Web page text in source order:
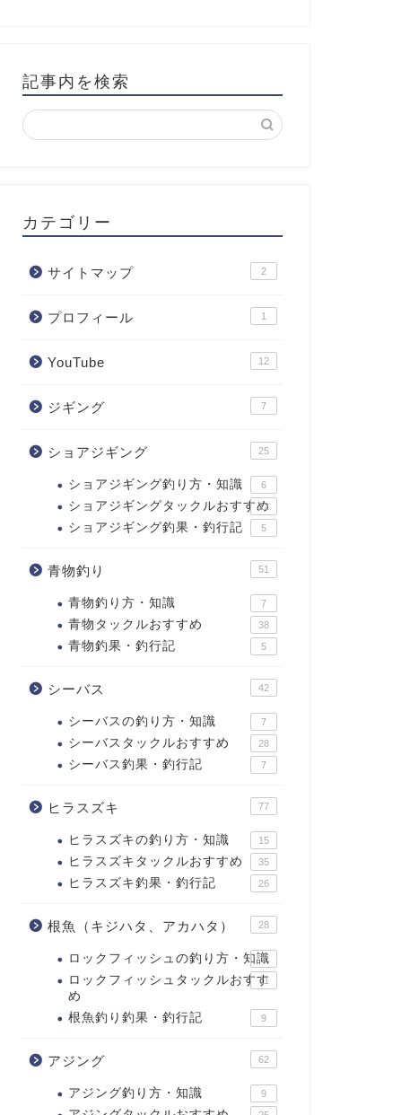
記事内を検索
カテゴリー
サイトマップ 2
プロフィール 1
YouTube 12
ジギング 7
ショアジギング 25
ショアジギング釣り方・知識 6
ショアジギングタックルおすすめ
12
ショアジギング釣果・釣行記 5
青物釣り 51
青物釣り方・知識 7
青物タックルおすすめ 38
青物釣果・釣行記 5
シーバス 42
シーバスの釣り方・知識 7
シーバスタックルおすすめ 28
シーバス釣果・釣行記 7
ヒラスズキ 77
ヒラスズキの釣り方・知識 15
ヒラスズキタックルおすすめ 35
ヒラスズキ釣果・釣行記 26
根魚（キジハタ、アカハタ） 28
ロックフィッシュの釣り方・知識
2
ロックフィッシュタックルおすす
め
11
根魚釣り釣果・釣行記 9
アジング 62
アジング釣り方・知識 9